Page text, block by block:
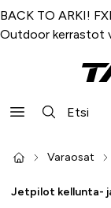
BACK TO ARKI!
Outdoor kerrastot
Varaosat
Jetpilot kellunta-